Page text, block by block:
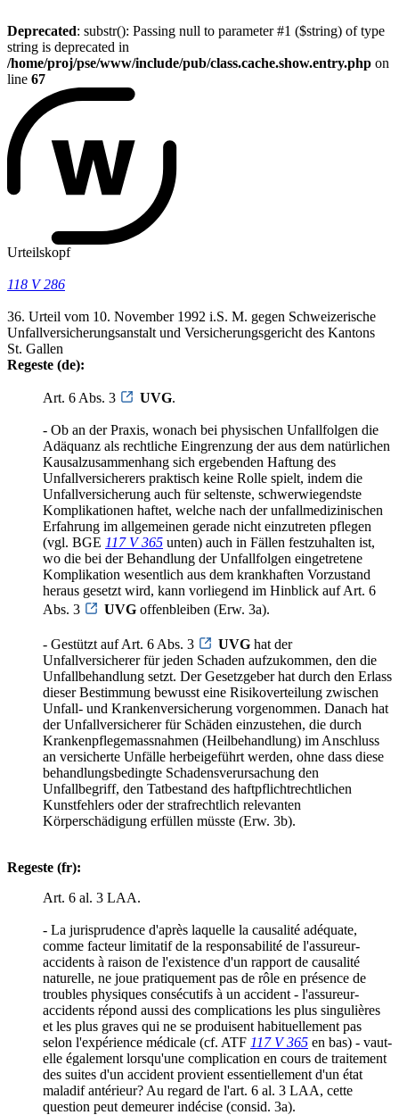
Deprecated: substr(): Passing null to parameter #1 ($string) of type
string is deprecated in
/home/proj/pse/www/include/pub/class.cache.show.entry.php on
line 67
Urteilskopf
118 V 286
36. Urteil vom 10. November 1992 i.S. M. gegen Schweizerische
Unfallversicherungsanstalt und Versicherungsgericht des Kantons
St. Gallen
Regeste (de):
Art. 6 Abs. 3 UVG.
- Ob an der Praxis, wonach bei physischen Unfallfolgen die
Adäquanz als rechtliche Eingrenzung der aus dem natürlichen
Kausalzusammenhang sich ergebenden Haftung des
Unfallversicherers praktisch keine Rolle spielt, indem die
Unfallversicherung auch für seltenste, schwerwiegendste
Komplikationen haftet, welche nach der unfallmedizinischen
Erfahrung im allgemeinen gerade nicht einzutreten pflegen
(vgl. BGE 117 V 365 unten) auch in Fällen festzuhalten ist,
wo die bei der Behandlung der Unfallfolgen eingetretene
Komplikation wesentlich aus dem krankhaften Vorzustand
heraus gesetzt wird, kann vorliegend im Hinblick auf Art. 6
Abs. 3
UVG offenbleiben (Erw. 3a).
- Gestützt auf Art. 6 Abs. 3 UVG hat der
Unfallversicherer für jeden Schaden aufzukommen, den die
Unfallbehandlung setzt. Der Gesetzgeber hat durch den Erlass
dieser Bestimmung bewusst eine Risikoverteilung zwischen
Unfall- und Krankenversicherung vorgenommen. Danach hat
der Unfallversicherer für Schäden einzustehen, die durch
Krankenpflegemassnahmen (Heilbehandlung) im Anschluss
an versicherte Unfälle herbeigeführt werden, ohne dass diese
behandlungsbedingte Schadensverursachung den
Unfallbegriff, den Tatbestand des haftpflichtrechtlichen
Kunstfehlers oder der strafrechtlich relevanten
Körperschädigung erfüllen müsste (Erw. 3b).
Regeste (fr):
Art. 6 al. 3 LAA.
- La jurisprudence d'après laquelle la causalité adéquate,
comme facteur limitatif de la responsabilité de l'assureur-
accidents à raison de l'existence d'un rapport de causalité
naturelle, ne joue pratiquement pas de rôle en présence de
troubles physiques consécutifs à un accident - l'assureur-
accidents répond aussi des complications les plus singulières
et les plus graves qui ne se produisent habituellement pas
selon l'expérience médicale (cf. ATF 117 V 365 en bas) - vaut-
elle également lorsqu'une complication en cours de traitement
des suites d'un accident provient essentiellement d'un état
maladif antérieur? Au regard de l'art. 6 al. 3 LAA, cette
question peut demeurer indécise (consid. 3a).